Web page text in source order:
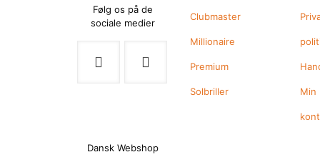
Følg os på de
sociale medier
Dansk Webshop
Clubmaster
Millionaire
Premium
Solbriller Min